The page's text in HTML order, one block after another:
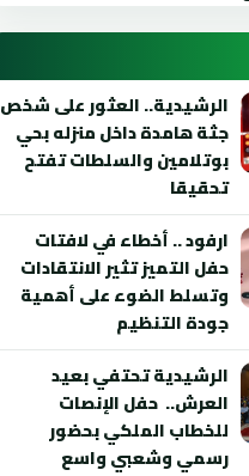
الرشيدية.. العثور على شخص
جثة هامدة داخل منزله بحي
بوتلامين والسلطات تفتح
تحقيقا
ارفود .. أخطاء في لافتات
حفل التميز تثير الانتقادات
وتسلط الضوء على أهمية
جودة التنظيم
الرشيدية تحتفي بعيد
العرش.. حفل الإنصات
للخطاب الملكي بحضور
رسمي وشعبي واسع